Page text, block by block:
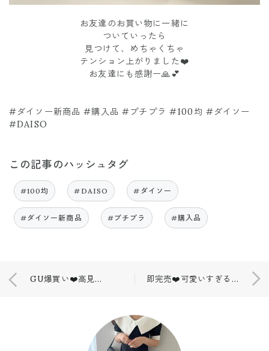
お友達のお買い物に一緒に
ついていったら
見つけて、めちゃくちゃ
テンション上がりました❤️
お友達にも感謝ー🙏💕
#ダイソー新商品 #購入品 #プチプラ #100均 #ダイソー
#DAISO
この記事のハッシュタグ
#100均 #DAISO #ダイソー
#ダイソー新商品 #プチプラ #購入品
GU爆買い❤️高見えでおススメ商品も！ 即完売❤️可愛いすぎるお得な…❤️